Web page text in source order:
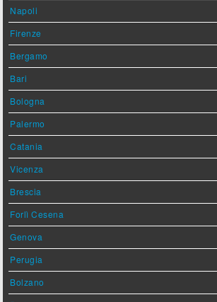
Napoli
Firenze
Bergamo
Bari
Bologna
Palermo
Catania
Vicenza
Brescia
Forlì Cesena
Genova
Perugia
Bolzano